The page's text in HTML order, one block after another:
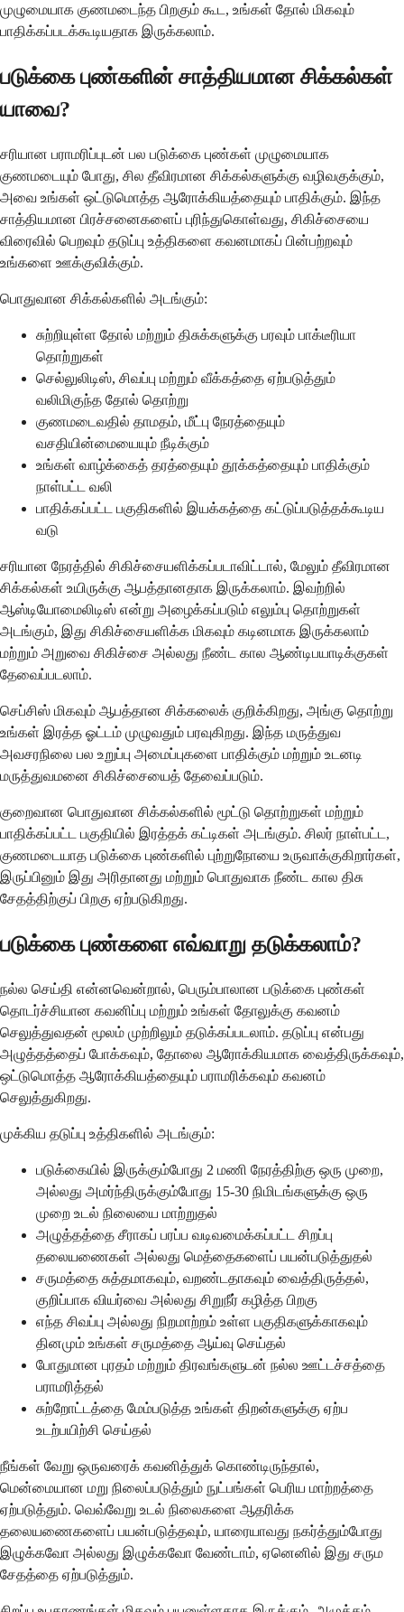
முழுமையாக குணமடைந்த பிறகும் கூட, உங்கள் தோல் மிகவும்
பாதிக்கப்படக்கூடியதாக இருக்கலாம்.
படுக்கை புண்களின் சாத்தியமான சிக்கல்கள்
யாவை?
சரியான பராமரிப்புடன் பல படுக்கை புண்கள் முழுமையாக
குணமடையும் போது, சில தீவிரமான சிக்கல்களுக்கு வழிவகுக்கும்,
அவை உங்கள் ஒட்டுமொத்த ஆரோக்கியத்தையும் பாதிக்கும். இந்த
சாத்தியமான பிரச்சனைகளைப் புரிந்துகொள்வது, சிகிச்சையை
விரைவில் பெறவும் தடுப்பு உத்திகளை கவனமாகப் பின்பற்றவும்
உங்களை ஊக்குவிக்கும்.
பொதுவான சிக்கல்களில் அடங்கும்:
சுற்றியுள்ள தோல் மற்றும் திசுக்களுக்கு பரவும் பாக்டீரியா
தொற்றுகள்
செல்லுலிடிஸ், சிவப்பு மற்றும் வீக்கத்தை ஏற்படுத்தும்
வலிமிகுந்த தோல் தொற்று
குணமடைவதில் தாமதம், மீட்பு நேரத்தையும்
வசதியின்மையையும் நீடிக்கும்
உங்கள் வாழ்க்கைத் தரத்தையும் தூக்கத்தையும் பாதிக்கும்
நாள்பட்ட வலி
பாதிக்கப்பட்ட பகுதிகளில் இயக்கத்தை கட்டுப்படுத்தக்கூடிய
வடு
சரியான நேரத்தில் சிகிச்சையளிக்கப்படாவிட்டால், மேலும் தீவிரமான
சிக்கல்கள் உயிருக்கு ஆபத்தானதாக இருக்கலாம். இவற்றில்
ஆஸ்டியோமைலிடிஸ் என்று அழைக்கப்படும் எலும்பு தொற்றுகள்
அடங்கும், இது சிகிச்சையளிக்க மிகவும் கடினமாக இருக்கலாம்
மற்றும் அறுவை சிகிச்சை அல்லது நீண்ட கால ஆண்டிபயாடிக்குகள்
தேவைப்படலாம்.
செப்சிஸ் மிகவும் ஆபத்தான சிக்கலைக் குறிக்கிறது, அங்கு தொற்று
உங்கள் இரத்த ஓட்டம் முழுவதும் பரவுகிறது. இந்த மருத்துவ
அவசரநிலை பல உறுப்பு அமைப்புகளை பாதிக்கும் மற்றும் உடனடி
மருத்துவமனை சிகிச்சையைத் தேவைப்படும்.
குறைவான பொதுவான சிக்கல்களில் மூட்டு தொற்றுகள் மற்றும்
பாதிக்கப்பட்ட பகுதியில் இரத்தக் கட்டிகள் அடங்கும். சிலர் நாள்பட்ட,
குணமடையாத படுக்கை புண்களில் புற்றுநோயை உருவாக்குகிறார்கள்,
இருப்பினும் இது அரிதானது மற்றும் பொதுவாக நீண்ட கால திசு
சேதத்திற்குப் பிறகு ஏற்படுகிறது.
படுக்கை புண்களை எவ்வாறு தடுக்கலாம்?
நல்ல செய்தி என்னவென்றால், பெரும்பாலான படுக்கை புண்கள்
தொடர்ச்சியான கவனிப்பு மற்றும் உங்கள் தோலுக்கு கவனம்
செலுத்துவதன் மூலம் முற்றிலும் தடுக்கப்படலாம். தடுப்பு என்பது
அழுத்தத்தைப் போக்கவும், தோலை ஆரோக்கியமாக வைத்திருக்கவும்,
ஒட்டுமொத்த ஆரோக்கியத்தையும் பராமரிக்கவும் கவனம்
செலுத்துகிறது.
முக்கிய தடுப்பு உத்திகளில் அடங்கும்:
படுக்கையில் இருக்கும்போது 2 மணி நேரத்திற்கு ஒரு முறை,
அல்லது அமர்ந்திருக்கும்போது 15-30 நிமிடங்களுக்கு ஒரு
முறை உடல் நிலையை மாற்றுதல்
அழுத்தத்தை சீராகப் பரப்ப வடிவமைக்கப்பட்ட சிறப்பு
தலையணைகள் அல்லது மெத்தைகளைப் பயன்படுத்துதல்
சருமத்தை சுத்தமாகவும், வறண்டதாகவும் வைத்திருத்தல்,
குறிப்பாக வியர்வை அல்லது சிறுநீர் கழித்த பிறகு
எந்த சிவப்பு அல்லது நிறமாற்றம் உள்ள பகுதிகளுக்காகவும்
தினமும் உங்கள் சருமத்தை ஆய்வு செய்தல்
போதுமான புரதம் மற்றும் திரவங்களுடன் நல்ல ஊட்டச்சத்தை
பராமரித்தல்
சுற்றோட்டத்தை மேம்படுத்த உங்கள் திறன்களுக்கு ஏற்ப
உடற்பயிற்சி செய்தல்
நீங்கள் வேறு ஒருவரைக் கவனித்துக் கொண்டிருந்தால்,
மென்மையான மறு நிலைப்படுத்தும் நுட்பங்கள் பெரிய மாற்றத்தை
ஏற்படுத்தும். வெவ்வேறு உடல் நிலைகளை ஆதரிக்க
தலையணைகளைப் பயன்படுத்தவும், யாரையாவது நகர்த்தும்போது
இழுக்கவோ அல்லது இழுக்கவோ வேண்டாம், ஏனெனில் இது சரும
சேதத்தை ஏற்படுத்தும்.